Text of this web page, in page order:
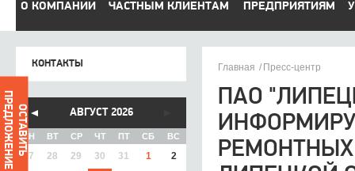
О КОМПАНИИ ЧАСТНЫМ КЛИЕНТАМ ПРЕДПРИЯТИЯМ
Главная Пресс-центр
ПАО
РЕМОНТНЫХ
КОНТАКТЫ
АВГУСТ 2026
ПН ВТ СР ЧТ ПТ СБ ВС
27 28 29 30 31 1 2
ОСТАВИТЬ
ПРЕДЛОЖЕНИЕ